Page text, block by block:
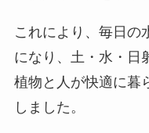
これにより、毎日の
になり、土・水・日
植物と人が快適に暮
しました。